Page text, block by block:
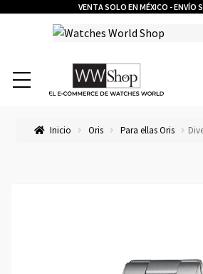
VENTA SOLO EN MÉXICO - ENVÍO
Inicio Oris Para ellas Oris